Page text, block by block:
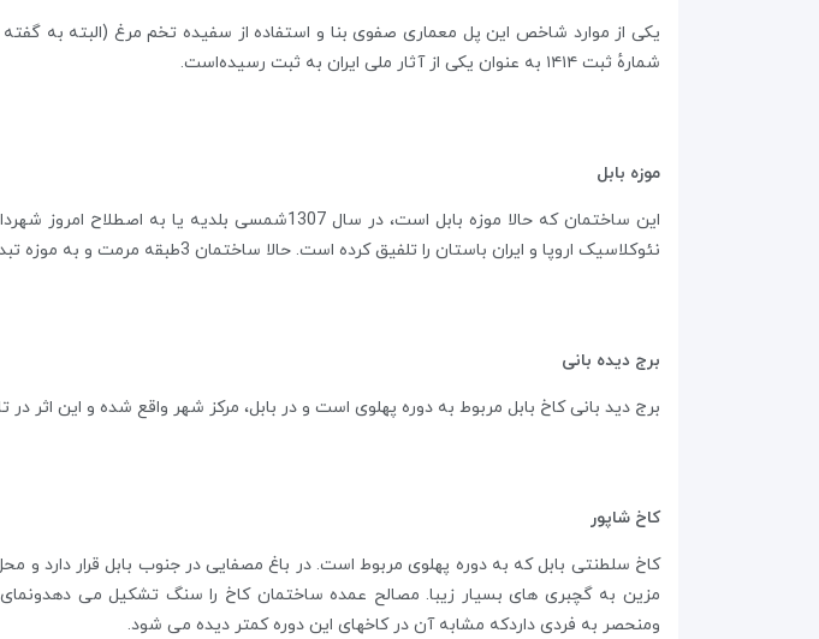
شمارهٔ ثبت ۱۴۱۴ به عنوان یکی از آثار ملی ایران به ثبت رسیده‌است.
موزه بابل
این ساختمان که حالا موزه بابل است، در سال
نئوکلاسیک اروپا و ایران باستان را تلفیق کرده است. حالا ساختمان 3طبقه مرمت و به موزه تبدیل شده که بخش‌های باستان‌شناسی و مردم‌شناسی آن دیدنی است.
برج دیده بانی
برج دید بانی کاخ بابل مربوط به دوره پهلوی است و در بابل، مرکز شهر واقع شده و این اثر در تاریخ ۸ دی ۱۳۵۲ با شمارهٔ ثبت ۱۵۲۸ به‌عنوان یکی از آثار ملی ایران به ثبت
کاخ شاپور
کاخ سلطنتی بابل که به دوره پهلوی مربوط است. در باغ مصفایی در جنوب بابل قرار دارد و
مزین به گچبری های بسیار زیبا. مصالح عمده ساختمان کاخ را سنگ تشکیل می
ومنحصر به فردی داردکه مشابه آن در کاخهای این دوره کمتر دیده می شود.